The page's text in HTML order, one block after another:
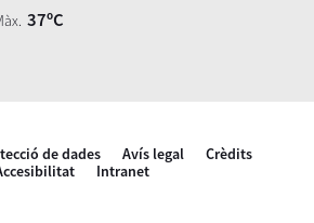
37ºC
de dades Avís legal
Crèdits
Intranet